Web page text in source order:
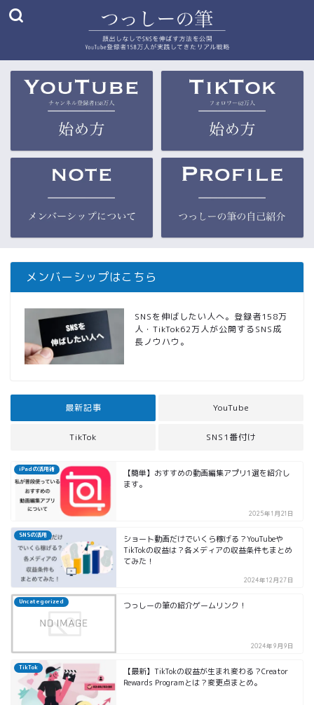
メンバーシップはこちら
SNSを伸ばしたい人へ。登録者158万
人・TikTok62万人が公開するSNS成
長ノウハウ。
最新記事 YouTube
TikTok SNS1番付け
iPadの活用術
【簡単】おすすめの動画編集アプリ1選を紹介し
ます。
2025年1月21日
SNSの活用
ショート動画だけでいくら稼げる？YouTubeや
TikTokの収益は？各メディアの収益条件もまとめ
てみた！
2024年12月27日
Uncategorized つっしーの筆の紹介ゲームリンク！
2024年9月9日
TikTok
【最新】TikTokの収益が生まれ変わる？Creator
Rewards Programとは？変更点まとめ。